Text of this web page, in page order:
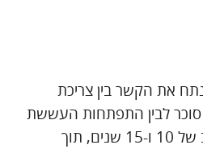
את הקשר בין צריכת
לבין התפתחות העששת
בקרב מתבגרים במעקב של 10 ו-15 שנים, תוך